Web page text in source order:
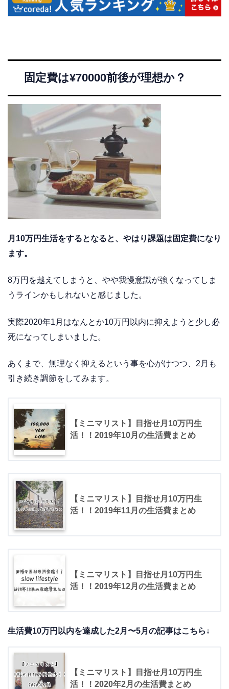
固定費は¥70000前後が理想か？
月10万円生活をするとなると、やはり課題は固定費になり
ます。
8万円を越えてしまうと、やや我慢意識が強くなってしま
うラインかもしれないと感じました。
実際2020年1月はなんとか10万円以内に抑えようと少し必
死になってしまいました。
あくまで、無理なく抑えるという事を心がけつつ、2月も
引き続き調節をしてみます。
【ミニマリスト】目指せ月10万円生
活！！2019年10月の生活費まとめ
【ミニマリスト】目指せ月10万円生
活！！2019年11月の生活費まとめ
【ミニマリスト】目指せ月10万円生
活！！2019年12月の生活費まとめ
生活費10万円以内を達成した2月〜5月の記事はこちら↓
【ミニマリスト】目指せ月10万円生
活！！2020年2月の生活費まとめ